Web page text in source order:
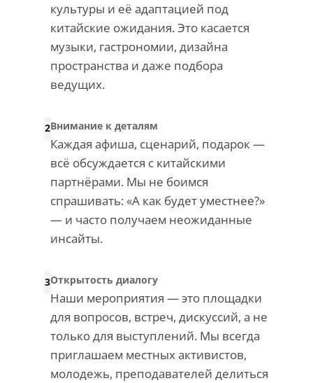
культуры и её адаптацией под
китайские ожидания. Это касается
музыки, гастрономии, дизайна
пространства и даже подбора
ведущих.
2Внимание к деталям
Каждая афиша, сценарий, подарок —
всё обсуждается с китайскими
партнёрами. Мы не боимся
спрашивать: «А как будет уместнее?»
— и часто получаем неожиданные
инсайты.
3Открытость диалогу
Наши мероприятия — это площадки
для вопросов, встреч, дискуссий, а не
только для выступлений. Мы всегда
приглашаем местных активистов,
молодежь, преподавателей делиться